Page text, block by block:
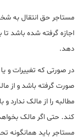
مستاجر حق انتقال به
اجازه گرفته شده باشد تا
دهد.
در صورتی که تغییرات و
صورت گرفته باشد و از
مطالبه را از مالک ندارد
کند. حتی اگر مالک
مستاجر باید همانگونه